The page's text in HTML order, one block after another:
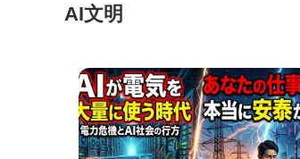
AI文明